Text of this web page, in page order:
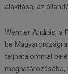
alakítása, az
Wermer András, a
be
teljhatalommal
meghatározásába,